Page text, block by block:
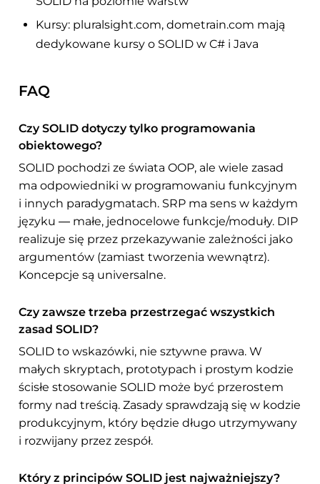
Kursy: pluralsight.com, dometrain.com mają
dedykowane kursy o SOLID w C# i Java
FAQ
Czy SOLID dotyczy tylko programowania
obiektowego?
SOLID pochodzi ze świata OOP, ale wiele zasad
ma odpowiedniki w programowaniu funkcyjnym
i innych paradygmatach. SRP ma sens w każdym
języku — małe, jednocelowe funkcje/moduły. DIP
realizuje się przez przekazywanie zależności jako
argumentów (zamiast tworzenia wewnątrz).
Koncepcje są universalne.
Czy zawsze trzeba przestrzegać wszystkich
zasad SOLID?
SOLID to wskazówki, nie sztywne prawa. W
małych skryptach, prototypach i prostym kodzie
ścisłe stosowanie SOLID może być przerostem
formy nad treścią. Zasady sprawdzają się w kodzie
produkcyjnym, który będzie długo utrzymywany
i rozwijany przez zespół.
Który z principów SOLID jest najważniejszy?